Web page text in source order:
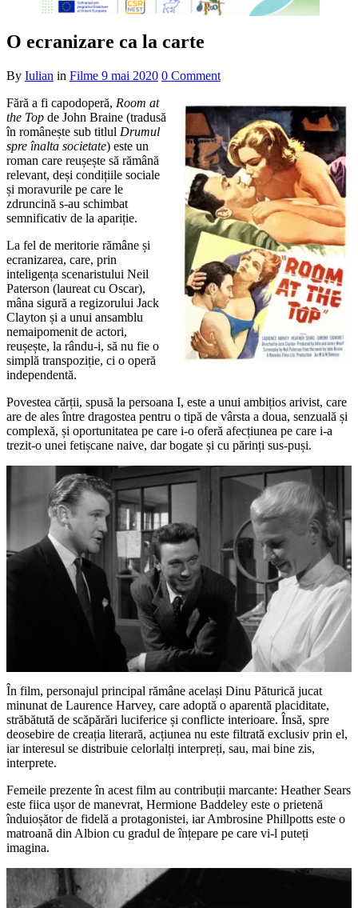
O ecranizare ca la carte
By Iulian in Filme 9 mai 2020 0 Comment
Fără a fi capodoperă, Room at
the Top de John Braine (tradusă
în românește sub titlul Drumul
spre înalta societate) este un
roman care reușește să rămână
relevant, deși condițiile sociale
și moravurile pe care le
zdruncină s-au schimbat
semnificativ de la apariție.
La fel de meritorie rămâne și
ecranizarea, care, prin
inteligența scenaristului Neil
Paterson (laureat cu Oscar),
mâna sigură a regizorului Jack
Clayton și a unui ansamblu
nemaipomenit de actori,
reușește, la rându-i, să nu fie o
simplă transpoziție, ci o operă
independentă.
Povestea cărții, spusă la persoana I, este a unui ambițios arivist, care
are de ales între dragostea pentru o tipă de vârsta a doua, senzuală și
complexă, și oportunitatea pe care i-o oferă afecțiunea pe care i-a
trezit-o unei fetișcane naive, dar bogate și cu părinți sus-puși.
În film, personajul principal rămâne același Dinu Păturică jucat
minunat de Laurence Harvey, care adoptă o aparentă placiditate,
străbătută de scăpărări luciferice și conflicte interioare. Însă, spre
deosebire de creația literară, acțiunea nu este filtrată exclusiv prin el,
iar interesul se distribuie celorlalți interpreți, sau, mai bine zis,
interprete.
Femeile prezente în acest film au contribuții marcante: Heather Sears
este fiica ușor de manevrat, Hermione Baddeley este o prietenă
înduioșător de fidelă a protagonistei, iar Ambrosine Phillpotts este o
matroană din Albion cu gradul de înțepare pe care vi-l puteți
imagina.